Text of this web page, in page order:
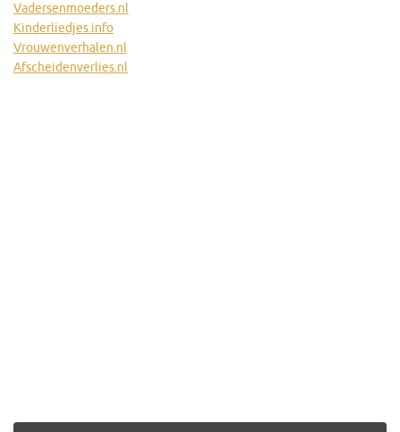
Vadersenmoeders.nl
Kinderliedjes.info
Vrouwenverhalen.nl
Afscheidenverlies.nl